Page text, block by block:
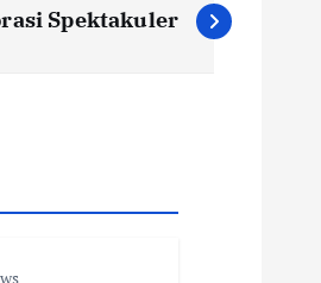
Spektakuler